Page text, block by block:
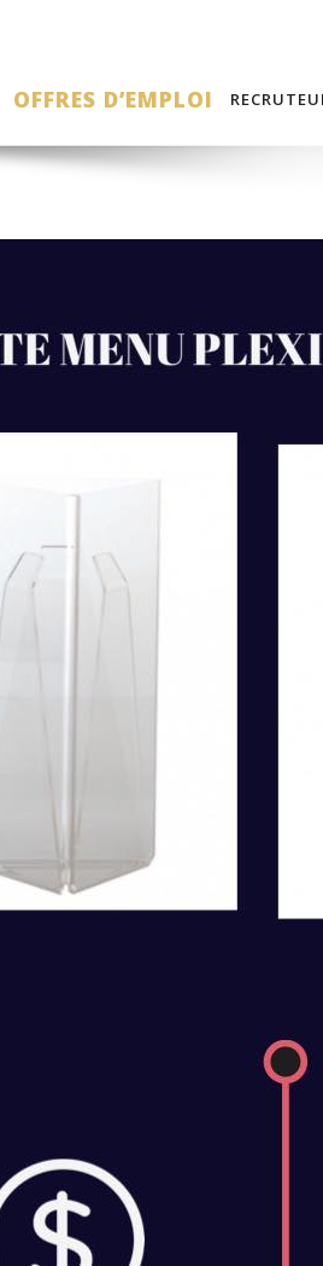
OFFRES D’EMPLOI